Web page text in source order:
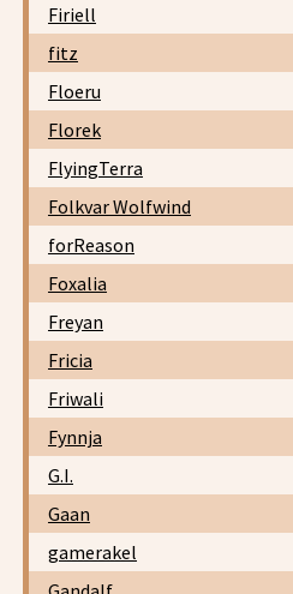
Firiell
fitz
Floeru
Florek
FlyingTerra
Folkvar Wolfwind
forReason
Foxalia
Freyan
Fricia
Friwali
Fynnja
G.I.
Gaan
gamerakel